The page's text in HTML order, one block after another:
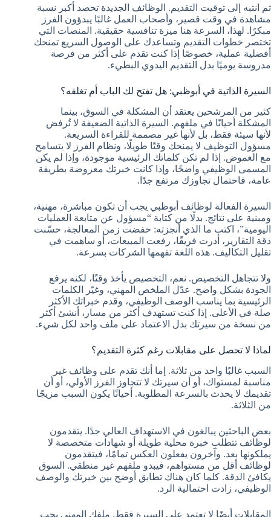
ثم انتبه إلى توقيت التقديم. الوظائف الجديدة تحصد أكبر نسبة
مشاهدة في وقت قصير، وأصحاب العمل غالبًا يبدؤون الفرز
مبكرًا. لهذا، السرعة هنا ميزة تنافسية حقيقية. المنصات التي
تختصر خطوات التقديم وتساعدك على الوصول السريع تمنحك
أفضلية عملية، خصوصًا إذا كنت تقدم على أكثر من فرصة
مدروسة يوميًا بدل التقديم اليدوي البطيء.
السيرة الذاتية في أبوظبي: هل تفتح لك الباب أم تغلقه؟
كثير من المرشحين يعتقد أن المشكلة في السوق، بينما
المشكلة أحيانًا في ملفهم. السيرة الذاتية الضعيفة لا تُرفض
لأنها سيئة فقط، بل لأنها غير مصممة للقراءة السريعة.
مسؤول التوظيف لا يمنحك وقتًا طويلًا، ونظام الفرز لا يتسامح
مع الغموض. إذا لم تكن كلماتك الرئيسية موجودة، وإذا لم يكن
المسمى الوظيفي واضحًا، وإذا كانت خبرتك معروضة بطريقة
عامة، فاحتمال تجاوزك مرتفع جدًا.
السيرة الفعالة لوظائف أبوظبي يجب أن تكون مباشرة، مهنية،
ومبنية على نتائج. بدلًا من كتابة “مسؤول عن متابعة العمليات
اليومية”، اكتب ما الذي أنجزته: خفضت زمن المعالجة، حسّنت
دقة التقارير، أدرت فريقًا، رفعت المبيعات، أو ساهمت في
تقليل التكاليف. هذه اللغة تفهمها الشركات بسرعة.
ولا تتجاهل التخصيص. نعم، التخصيص يأخذ وقتًا، لكنه يرفع
الجودة بشكل واضح. عدّل الملخص المهني، وغيّر الكلمات
الرئيسية بما يناسب الوصف الوظيفي، وقدم خبراتك الأكثر
صلة في الأعلى. إذا كنت تستهدف أكثر من مسار، أنشئ أكثر
من نسخة من سيرتك بدل الاعتماد على ملف واحد لكل شيء.
لماذا لا تحصل على مقابلات رغم كثرة التقديم؟
السبب غالبًا واحد من ثلاثة. إما أنك تقدم على وظائف غير
مناسبة لمستواك، أو أن سيرتك لا تتجاوز الفرز الأولي، أو أن
تقديمك لا يحدث بالسرعة المطلوبة. أحيانًا يكون السبب مزيجًا
من الثلاثة.
بعض الباحثين يبالغون في الاستهداف العالي جدًا. يتقدمون
لوظائف تتطلب خبرة محلية طويلة أو شهادات متخصصة لا
يملكونها بعد. وآخرون يفعلون العكس تمامًا، فيتقدمون
لوظائف أقل من مستواهم، فيبدو ملفهم غير منطقي. السوق
يكافئ الدقة. كلما كان هناك تطابق أوضح بين خبرتك والوصف
الوظيفي، زادت احتمالية الرد.
المقابلات أيضًا لا تعتمد على السيرة فقط. ملفك المهني يجب